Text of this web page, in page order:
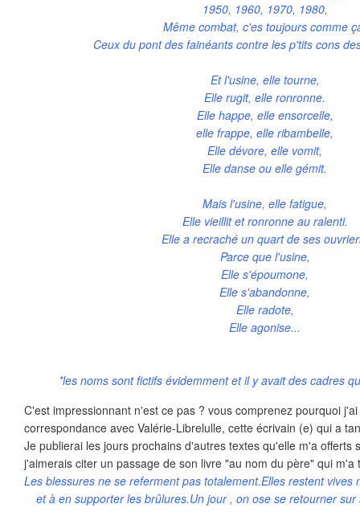
1950, 1960, 1970, 1980,
Même combat, c'es toujours comme
Ceux du pont des fainéants contre les p'tits cons
Et l'usine, elle tourne,
Elle rugit, elle ronronne.
Elle happe, elle ensorcelle,
elle frappe, elle ribambelle,
Elle dévore, elle vomit,
Elle danse ou elle gémit.
Mais l'usine, elle fatigue,
Elle vieillit et ronronne au ralenti.
Elle a recraché un quart de ses
Parce que l'usine,
Elle s'époumone,
Elle s'abandonne,
Elle radote,
Elle agonise...
*les noms sont fictifs évidemment et il y avait des cadres
C'est impressionnant n'est ce pas ? vous comprenez pourquoi
correspondance avec Valérie-Librelulle, cette écrivain (e) qui a
Je publierai les jours prochains d'autres textes qu'elle m'a offerts
j'aimerais citer un passage de son livre "au nom du père" qui
Les blessures ne se referment pas totalement.Elles restent vives
et à en supporter les brûlures.Un jour , on ose se retourner